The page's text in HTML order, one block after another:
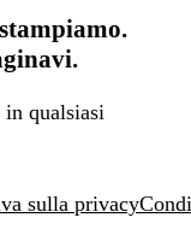
in qualsiasi
sulla privacy